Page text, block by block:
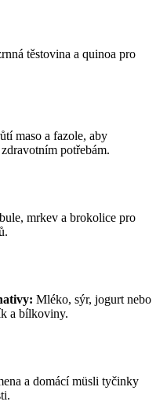
těstovina a quinoa pro
maso a fazole, aby
potřebám.
mrkev a brokolice pro
Mléko, sýr, jogurt nebo
a bílkoviny.
a domácí müsli tyčinky